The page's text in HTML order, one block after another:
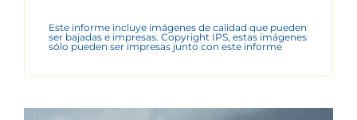
Este informe incluye imágenes de calidad que pueden
ser bajadas e impresas. Copyright IPS, estas imágenes
sólo pueden ser impresas junto con este informe